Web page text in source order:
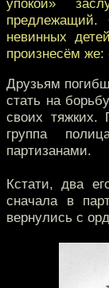
невинных
произнесём
Друзьям
стать на
своих тяжких.
группа
партизанами.
Кстати, два
сначала в
вернулись с